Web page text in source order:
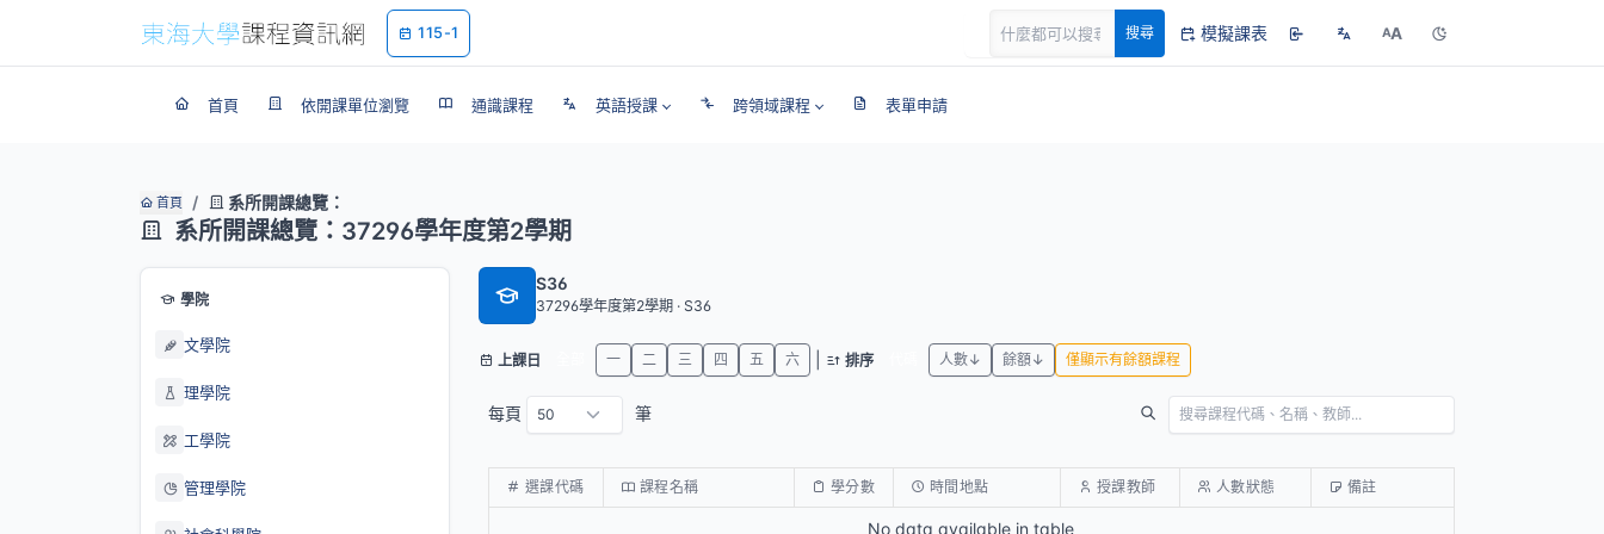
115-1 搜尋 模擬課表 AA
首頁 依開課單位瀏覽 通識課程 英語授課 跨領域課程 表單申請
首頁 系所開課總覽：
系所開課總覽：37296學年度第2學期
學院
文學院
理學院
工學院
管理學院
S36
37296學年度第2學期 · S36
上課日 一 二 三 四 五 六 排序 人數↓ 餘額↓ 僅顯示有餘額課程
每頁 筆
選課代碼 課程名稱 學分數 時間地點 授課教師 人數狀態 備註
No data available in table